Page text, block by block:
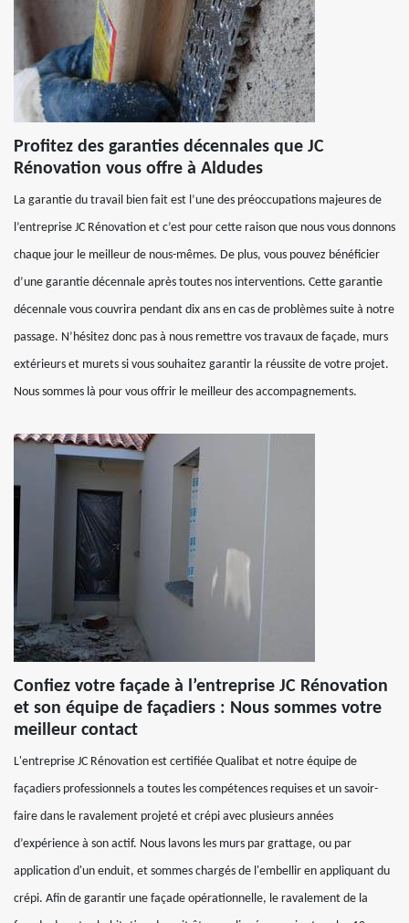
Profitez des garanties décennales que JC
Rénovation vous offre à Aldudes
La garantie du travail bien fait est l’une des préoccupations majeures de
l’entreprise JC Rénovation et c’est pour cette raison que nous vous donnons
chaque jour le meilleur de nous-mêmes. De plus, vous pouvez bénéficier
d’une garantie décennale après toutes nos interventions. Cette garantie
décennale vous couvrira pendant dix ans en cas de problèmes suite à notre
passage. N’hésitez donc pas à nous remettre vos travaux de façade, murs
extérieurs et murets si vous souhaitez garantir la réussite de votre projet.
Nous sommes là pour vous offrir le meilleur des accompagnements.
Confiez votre façade à l’entreprise JC Rénovation
et son équipe de façadiers : Nous sommes votre
meilleur contact
L'entreprise JC Rénovation est certifiée Qualibat et notre équipe de
façadiers professionnels a toutes les compétences requises et un savoir-
faire dans le ravalement projeté et crépi avec plusieurs années
d’expérience à son actif. Nous lavons les murs par grattage, ou par
application d'un enduit, et sommes chargés de l'embellir en appliquant du
crépi. Afin de garantir une façade opérationnelle, le ravalement de la